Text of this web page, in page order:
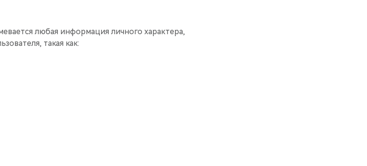
любая информация личного характера,
такая как: